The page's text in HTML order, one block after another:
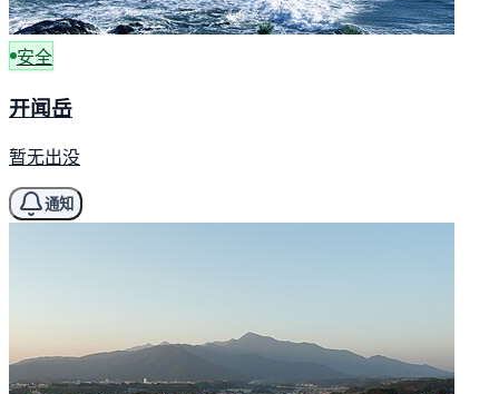
安全
开闻岳
暂无出没
通知